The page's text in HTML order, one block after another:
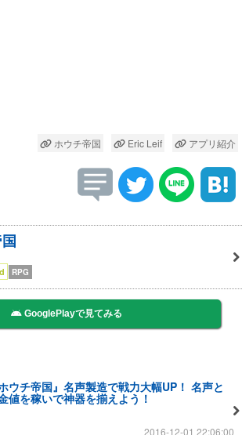
ホウチ帝国 Eric Leif アプリ紹介
RPG
GooglePlayで見てみる
ホウチ帝国』名声製造で戦力大幅UP！ 名声と
値を稼いで神器を揃えよう！
2016-12-01 22:06:00